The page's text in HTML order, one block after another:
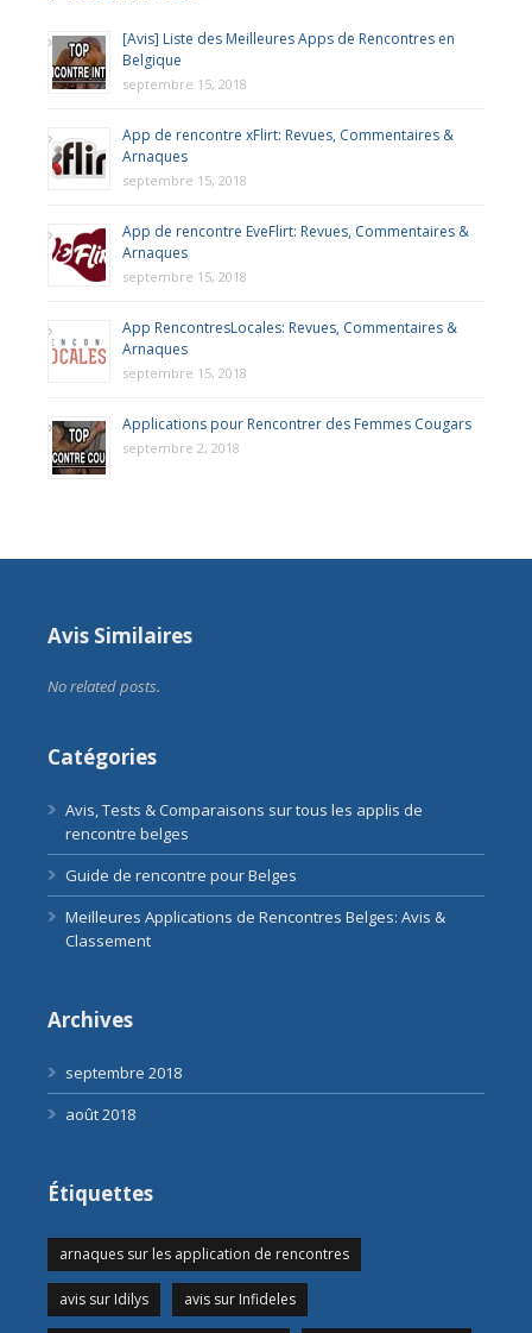
[Avis] Liste des Meilleures Apps de Rencontres en
Belgique
septembre 15, 2018
App de rencontre xFlirt: Revues, Commentaires &
Arnaques
septembre 15, 2018
App de rencontre EveFlirt: Revues, Commentaires &
Arnaques
septembre 15, 2018
App RencontresLocales: Revues, Commentaires &
Arnaques
septembre 15, 2018
Applications pour Rencontrer des Femmes Cougars
septembre 2, 2018
Avis Similaires
No related posts.
Catégories
Avis, Tests & Comparaisons sur tous les applis de
rencontre belges
Guide de rencontre pour Belges
Meilleures Applications de Rencontres Belges: Avis &
Classement
Archives
septembre 2018
août 2018
Étiquettes
arnaques sur les application de rencontres
avis sur Idilys avis sur Infideles